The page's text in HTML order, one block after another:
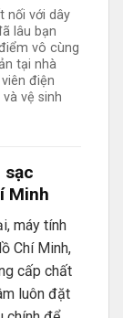
nối với dây
lâu bạn
vô cùng
tại nhà
điện
vệ sinh
sạc
Minh
máy tính
Chí Minh,
cấp chất
luôn đặt